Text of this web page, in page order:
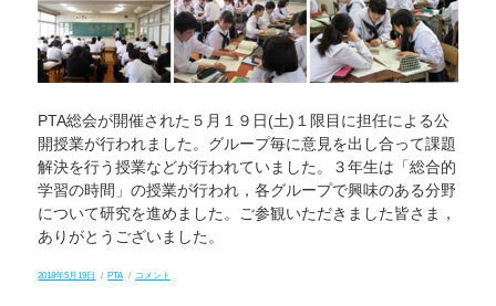
PTA総会が開催された５月１９日(土)１限目に担任による公
開授業が行われました。グループ毎に意見を出し合って課題
解決を行う授業などが行われていました。３年生は「総合的
学習の時間」の授業が行われ，各グループで興味のある分野
について研究を進めました。ご参観いただきました皆さま，
ありがとうございました。
投
2018年5月19日
カ
PTA
PTA
コメント